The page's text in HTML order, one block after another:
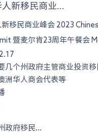
新移民商业...
移民商业峰会 2023
暨麦尔肯23周年午餐会
23rd An...
几个州政府主管商业投资
洲华人商会代表等
政府移民...